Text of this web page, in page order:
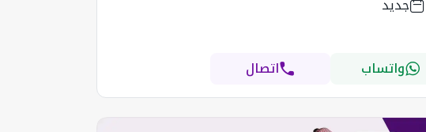
جديد
واتساب اتصال